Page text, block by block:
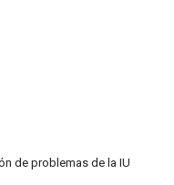
de problemas de la IU